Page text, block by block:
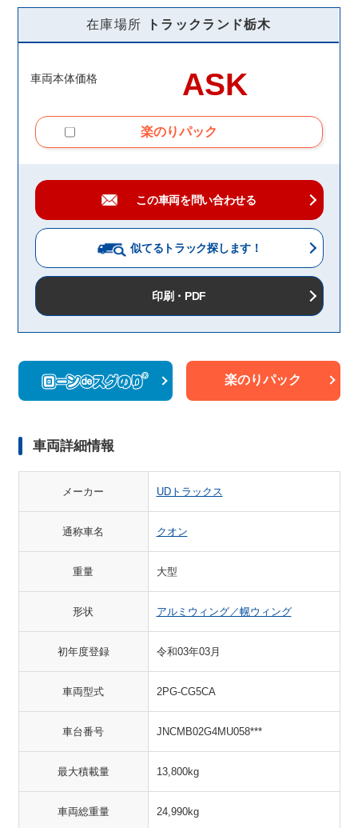
在庫場所 トラックランド栃木
車両本体価格 ASK
楽のりパック
この車両を問い合わせる
似てるトラック探します！
印刷・PDF
楽のりパック
車両詳細情報
メーカー UDトラックス
通称車名 クオン
重量 大型
形状 アルミウィング／幌ウィング
初年度登録 令和03年03月
車両型式 2PG-CG5CA
車台番号 JNCMB02G4MU058***
最大積載量 13,800kg
車両総重量 24,990kg